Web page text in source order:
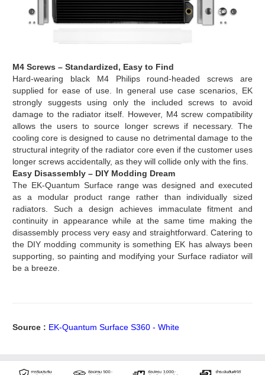
M4 Screws – Standardized, Easy to Find
Hard-wearing black M4 Philips round-headed screws are
supplied for ease of use. In general use case scenarios, EK
strongly suggests using only the included screws to avoid
damage to the radiator itself. However, M4 screw compatibility
allows the users to source longer screws if necessary. The
cooling core is designed to cause no detrimental damage to the
structural integrity of the radiator core even if the customer uses
longer screws accidentally, as they will collide only with the fins.
Easy Disassembly – DIY Modding Dream
The EK-Quantum Surface range was designed and executed
as a modular product range rather than individually sized
radiators. Such a design achieves immaculate fitment and
continuity in appearance while at the same time making the
disassembly process very easy and straightforward. Catering to
the DIY modding community is something EK has always been
supporting, so painting and modifying your Surface radiator will
be a breeze.
Source : EK-Quantum Surface S360 - White